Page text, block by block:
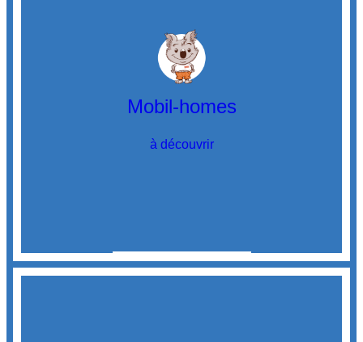
Mobil-homes
à découvrir
Découvrirles mobil-homes